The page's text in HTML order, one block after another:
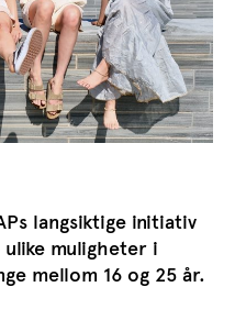
langsiktige initiativ
muligheter i
mellom 16 og 25 år.